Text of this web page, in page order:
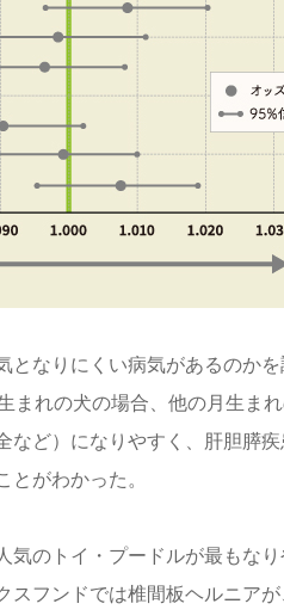
となりにくい病気があるのか
まれの犬の場合、他の月生ま
など）になりやすく、肝胆膵
がわかった。
気のトイ・プードルが最もな
スフンドでは椎間板ヘルニア